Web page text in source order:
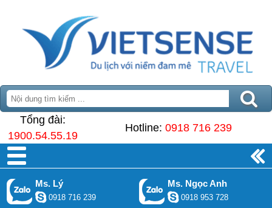
Tổng đài:
1900.54.55.19
Hotline: 0918 716 239
Ms. Lý
0918 716 239
Ms. Ngọc Anh
0918 953 728